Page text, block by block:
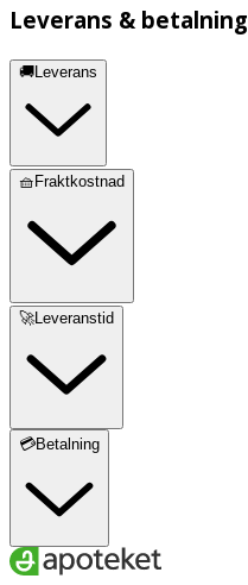
Leverans & betalning
🚚Leverans
🧺Fraktkostnad
🚀Leveranstid
💳Betalning